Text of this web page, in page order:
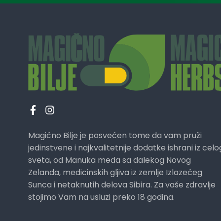
Magično Bilje je posvećen tome da vam pruži
jedinstvene i najkvalitetnije dodatke ishrani iz
sveta, od Manuka meda sa dalekog Novog
Zelanda, medicinskih gljiva iz zemlje Izlazećeg
Sunca i netaknutih delova Sibira. Za vaše zdravlje
stojimo Vam na usluzi preko 18 godina.